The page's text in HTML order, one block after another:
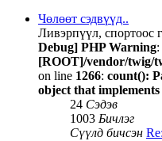
Чөлөөт сэдвүүд..
Ливэрпүүл, спортоос
Debug] PHP Warning
[ROOT]/vendor/twig/
on line 1266: count():
object that
24 Сэдэв
1003 Бичлэг
Сүүлд бичсэн